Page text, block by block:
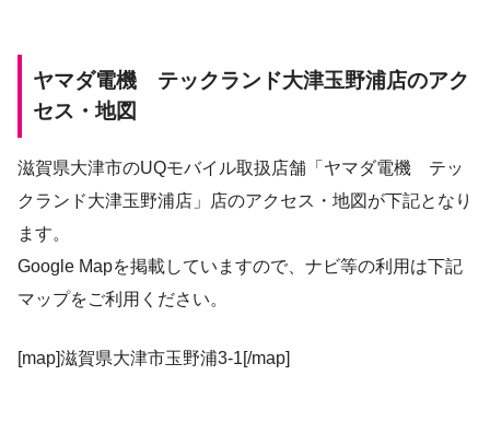
ヤマダ電機 テックランド大津玉野浦店のアク
セス・地図
滋賀県大津市のUQモバイル取扱店舗「ヤマダ電機 テッ
クランド大津玉野浦店」店のアクセス・地図が下記となり
ます。
Google Mapを掲載していますので、ナビ等の利用は下記
マップをご利用ください。
[map]滋賀県大津市玉野浦3-1[/map]